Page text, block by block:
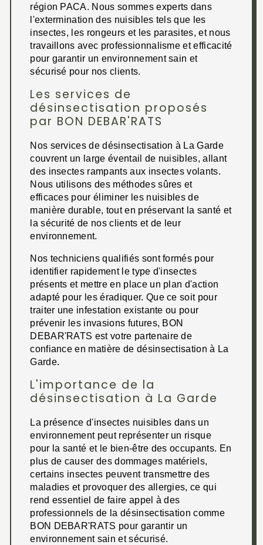
région PACA. Nous sommes experts dans
l'extermination des nuisibles tels que les
insectes, les rongeurs et les parasites, et nous
travaillons avec professionnalisme et efficacité
pour garantir un environnement sain et
sécurisé pour nos clients.
Les services de
désinsectisation proposés
par BON DEBAR'RATS
Nos services de désinsectisation à La Garde
couvrent un large éventail de nuisibles, allant
des insectes rampants aux insectes volants.
Nous utilisons des méthodes sûres et
efficaces pour éliminer les nuisibles de
manière durable, tout en préservant la santé et
la sécurité de nos clients et de leur
environnement.
Nos techniciens qualifiés sont formés pour
identifier rapidement le type d'insectes
présents et mettre en place un plan d'action
adapté pour les éradiquer. Que ce soit pour
traiter une infestation existante ou pour
prévenir les invasions futures, BON
DEBAR'RATS est votre partenaire de
confiance en matière de désinsectisation à La
Garde.
L'importance de la
désinsectisation à La Garde
La présence d'insectes nuisibles dans un
environnement peut représenter un risque
pour la santé et le bien-être des occupants. En
plus de causer des dommages matériels,
certains insectes peuvent transmettre des
maladies et provoquer des allergies, ce qui
rend essentiel de faire appel à des
professionnels de la désinsectisation comme
BON DEBAR'RATS pour garantir un
environnement sain et sécurisé.